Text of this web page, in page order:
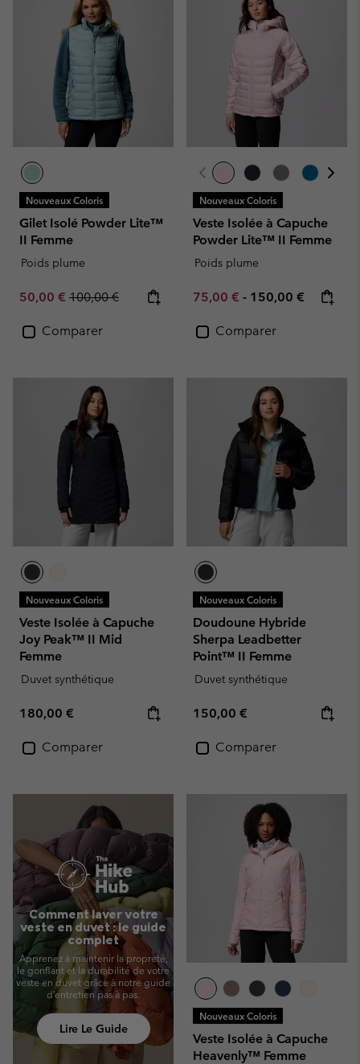
Nouveaux Coloris
Gilet Isolé Powder Lite™
II Femme
Poids plume
Sale price:
50,00 € Regular price:
100,00 €
Comparer
Nouveaux Coloris
Veste Isolée à Capuche
Powder Lite™ II Femme
Poids plume
Minimum sale price:
75,00 € - Maximum price:
150,00 €
Comparer
Nouveaux Coloris
Veste Isolée à Capuche
Joy Peak™ II Mid
Femme
Duvet synthétique
Regular price:
180,00 €
Comparer
Nouveaux Coloris
Doudoune Hybride
Sherpa Leadbetter
Point™ II Femme
Duvet synthétique
Regular price:
150,00 €
Comparer
Comment laver votre
veste en duvet : le guide
complet
Apprenez à maintenir la propreté,
le gonflant et la durabilité de votre
veste en duvet grâce à notre guide
d’entretien pas à pas.
Lire Le Guide
Nouveaux Coloris
Veste Isolée à Capuche
Heavenly™ Femme